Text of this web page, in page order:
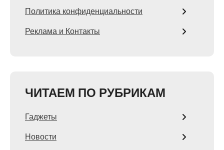
Политика конфиденциальности
Реклама и Контакты
ЧИТАЕМ ПО РУБРИКАМ
Гаджеты
Новости